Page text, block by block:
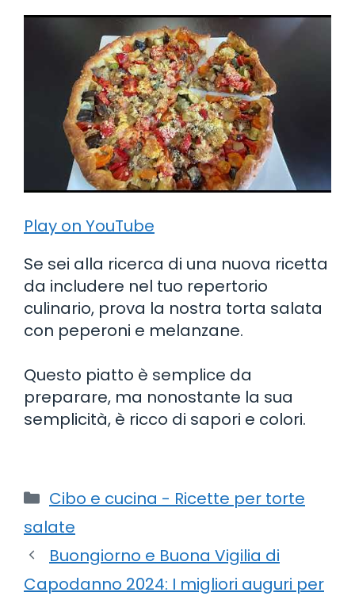
Play on YouTube
Se sei alla ricerca di una nuova ricetta
da includere nel tuo repertorio
culinario, prova la nostra torta salata
con peperoni e melanzane.
Questo piatto è semplice da
preparare, ma nonostante la sua
semplicità, è ricco di sapori e colori.
Categorie
Cibo e cucina - Ricette per torte
salate
Buongiorno e Buona Vigilia di
Capodanno 2024: I migliori auguri per